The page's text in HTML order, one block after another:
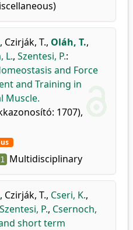
, Czirják, T., Oláh, T.,
L., Szentesi, P.:
and Force
and Training in
Muscle.
1707),
Multidisciplinary
, Czirják, T., Cseri, K.,
Szentesi, P., Csernoch,
short term